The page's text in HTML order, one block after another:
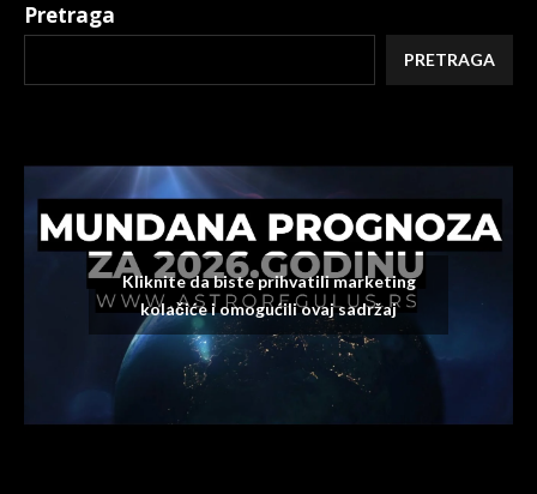
Pretraga
PRETRAGA
Kliknite da biste prihvatili marketing
kolačiće i omogućili ovaj sadržaj